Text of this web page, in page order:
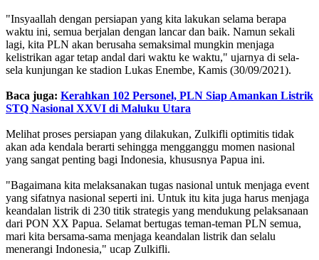
"Insyaallah dengan persiapan yang kita lakukan selama berapa
waktu ini, semua berjalan dengan lancar dan baik. Namun sekali
lagi, kita PLN akan berusaha semaksimal mungkin menjaga
kelistrikan agar tetap andal dari waktu ke waktu," ujarnya di sela-
sela kunjungan ke stadion Lukas Enembe, Kamis (30/09/2021).
Baca juga: Kerahkan 102 Personel, PLN Siap Amankan Listrik
STQ Nasional XXVI di Maluku Utara
Melihat proses persiapan yang dilakukan, Zulkifli optimitis tidak
akan ada kendala berarti sehingga mengganggu momen nasional
yang sangat penting bagi Indonesia, khususnya Papua ini.
"Bagaimana kita melaksanakan tugas nasional untuk menjaga event
yang sifatnya nasional seperti ini. Untuk itu kita juga harus menjaga
keandalan listrik di 230 titik strategis yang mendukung pelaksanaan
dari PON XX Papua. Selamat bertugas teman-teman PLN semua,
mari kita bersama-sama menjaga keandalan listrik dan selalu
menerangi Indonesia," ucap Zulkifli.